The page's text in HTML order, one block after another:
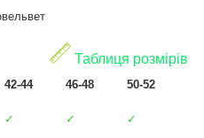
Таблиця розмірів
42-44 46-48 50-52
✓ ✓ ✓